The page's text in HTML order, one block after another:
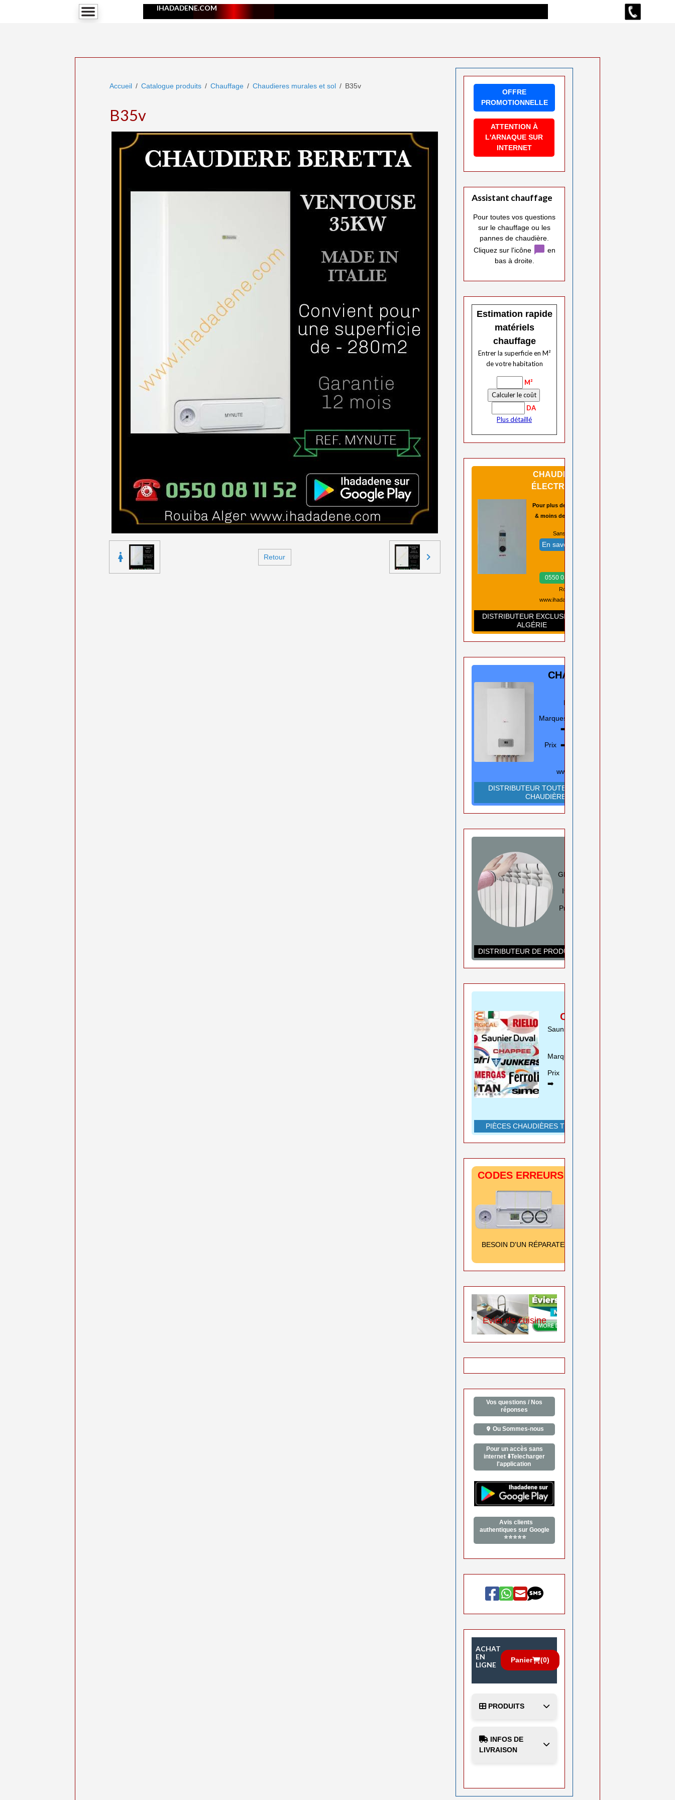
IHADADENE.COM
Accueil Catalogue produits Chauffage Chaudieres murales et sol B35v
B35v
Retour
OFFRE
PROMOTIONNELLE
ATTENTION À
L'ARNAQUE SUR
INTERNET
Assistant chauffage
Pour toutes vos questions
sur le chauffage ou les
pannes de chaudière.
Cliquez sur l'icône
chat_bubble en
bas à droite.
Estimation rapide
matériels
chauffage
Entrer la superficie en M²
de votre habitation
M²
DA
Plus détaillé
CHAUDIÈRES
ÉLECTRIQUES
Pour plus de sécurité
& moins de pannes
Sans CO2 ➡️
En savoir plus
0550 08 11 52
Rouiba Alger
www.ihadadene.com
DISTRIBUTEUR EXCLUSIF EN
ALGÉRIE
CHAUDIÈRES
Murale/Sol
Marques
➡️
Prix ➡️
www.ihadadene.com
DISTRIBUTEUR TOUTES MARQUES
CHAUDIÈRES
GLOBAL/FARAL/HELYOS
Italie
Prix ➡️
DISTRIBUTEUR DE PRODUITS DE CHAUFFAGE
CHAUDIÈRES
Saunier Duval Riello Beretta
Marques➡️
Prix
➡️
PIÈCES CHAUDIÈRES TOUTES MARQUES
CODES ERREURS CHAUDIÈRES
BESOIN D'UN RÉPARATEUR
Tout sur le chauffage
Évier de cuisine
Vos questions / Nos
réponses
Ou Sommes-nous
Pour un accès sans
internet ⬇️Telecharger
l'application
Avis clients
authentiques sur Google
⭐⭐⭐⭐⭐
ACHAT
EN
LIGNE
Panier (0)
PRODUITS
INFOS DE
LIVRAISON